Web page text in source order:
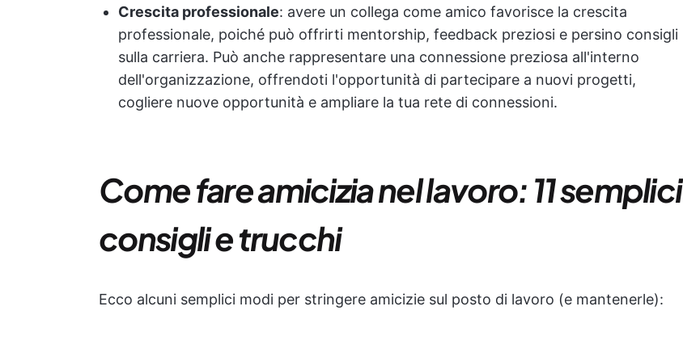
Crescita professionale: avere un collega come amico favorisce la crescita
professionale, poiché può offrirti mentorship, feedback preziosi e persino consigli
sulla carriera. Può anche rappresentare una connessione preziosa all'interno
dell'organizzazione, offrendoti l'opportunità di partecipare a nuovi progetti,
cogliere nuove opportunità e ampliare la tua rete di connessioni.
Come fare amicizia nel lavoro: 11 semplici
consigli e trucchi
Ecco alcuni semplici modi per stringere amicizie sul posto di lavoro (e mantenerle):